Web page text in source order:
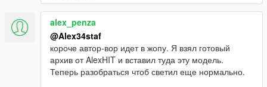
alex_penza
@Alex34staf
короче автор-вор идет в жопу. Я взял готовый
архив от AlexHIT и вставил туда эту модель.
Теперь разобраться чтоб светил еще нормально.